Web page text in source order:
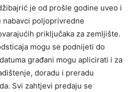
je od prošle godine uveo i
nabavci poljoprivredne
priključaka za zemljište.
mogu se podnijeti do
građani mogu aplicirati i za
doradu i preradu
Svi zahtjevi predaju se